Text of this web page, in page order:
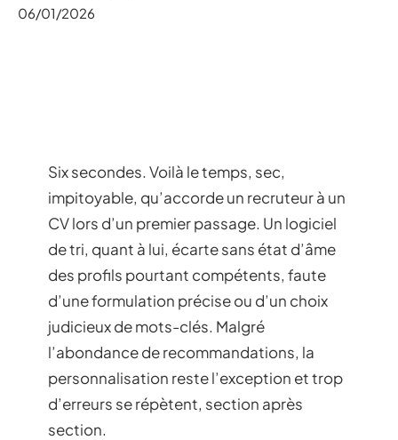
06/01/2026
Six secondes. Voilà le temps, sec,
impitoyable, qu’accorde un recruteur à un
CV lors d’un premier passage. Un logiciel
de tri, quant à lui, écarte sans état d’âme
des profils pourtant compétents, faute
d’une formulation précise ou d’un choix
judicieux de mots-clés. Malgré
l’abondance de recommandations, la
personnalisation reste l’exception et trop
d’erreurs se répètent, section après
section.